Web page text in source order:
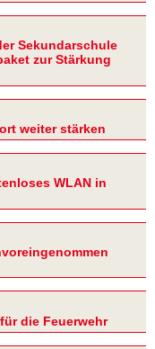
Sekundarschule
zur Stärkung
weiter stärken
WLAN in
die Feuerwehr